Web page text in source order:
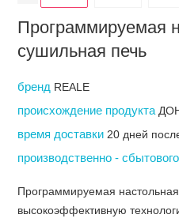
Программируемая
сушильная печь
бренд REALE
происхождение продукта
время доставки 20 дней
производственно -
Программируемая
высокоэффективную